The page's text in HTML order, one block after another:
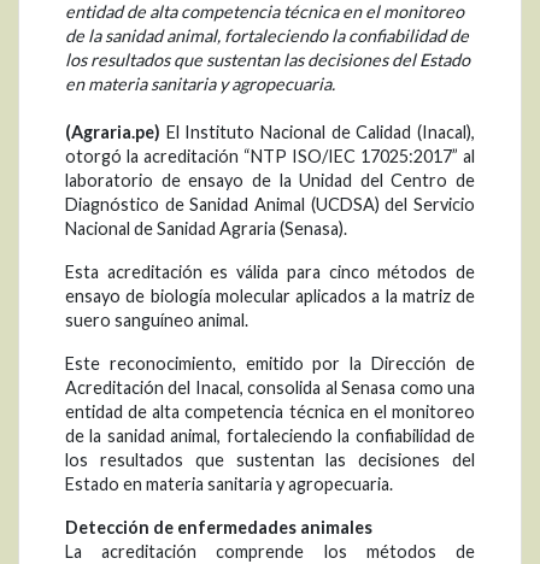
entidad de alta competencia técnica en el monitoreo
de la sanidad animal, fortaleciendo la confiabilidad de
los resultados que sustentan las decisiones del Estado
en materia sanitaria y agropecuaria.
(Agraria.pe) El Instituto Nacional de Calidad (Inacal),
otorgó la acreditación “NTP ISO/IEC 17025:2017” al
laboratorio de ensayo de la Unidad del Centro de
Diagnóstico de Sanidad Animal (UCDSA) del Servicio
Nacional de Sanidad Agraria (Senasa).
Esta acreditación es válida para cinco métodos de
ensayo de biología molecular aplicados a la matriz de
suero sanguíneo animal.
Este reconocimiento, emitido por la Dirección de
Acreditación del Inacal, consolida al Senasa como una
entidad de alta competencia técnica en el monitoreo
de la sanidad animal, fortaleciendo la confiabilidad de
los resultados que sustentan las decisiones del
Estado en materia sanitaria y agropecuaria.
Detección de enfermedades animales
La acreditación comprende los métodos de